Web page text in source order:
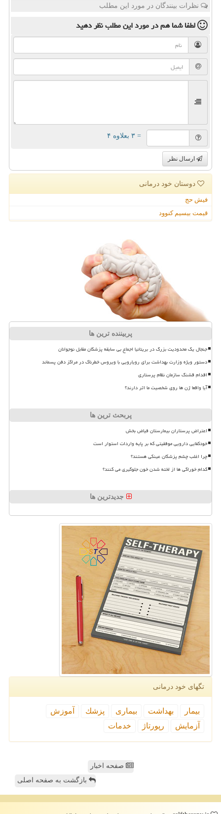
نظرات بینندگان در مورد این مطلب
لطفا شما همدر مورد این مطلبنظر دهید
= ۳ بعلاوه ۴
ارسال نظر
دوستان خود درمانی
فیش حج
قیمت بیسیم کنوود
پربیننده ترین ها
جنجال یک محدودیت بزرگ در بریتانیا اجماع بی سابقه پزشکان مقابل نوجوانان
دستور ویژه وزارت بهداشت برای رویارویی با ویروس خطرناک در مراکز دفن پسماند
اقدام قشنگ سازمان نظام پرستاری
آیا واقعا ژن ها روی شخصیت ما اثر دارند؟
پربحث ترین ها
اعتراض پرستاران بیمارستان فیاض بخش
خودکفایی دارویی موفقیتی که بر پایه واردات استوار است
چرا اغلب چشم پزشکان عینکی هستند؟
کدام خوراکی ها از لخته شدن خون جلوگیری می کنند؟
جدیدترین ها
تگهای خود درمانی
بیمار بهداشت بیماری پزشك
آموزش
آزمایش
رپورتاژ خدمات
صفحه اخبار
بازگشت به صفحه اصلی